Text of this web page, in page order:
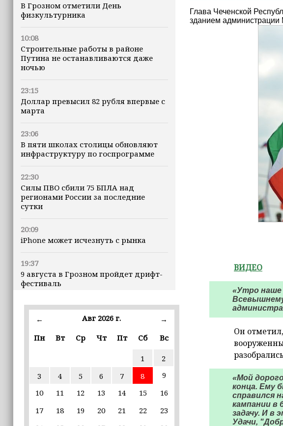
В Грозном отметили День
физкультурника
10:08
Строительные работы в районе
Путина не останавливаются даже
ночью
23:15
Доллар превысил 82 рубля впервые с
марта
23:06
В пяти школах столицы обновляют
инфраструктуру по госпрограмме
22:30
Силы ПВО сбили 75 БПЛА над
регионами России за последние
сутки
20:09
iPhone может исчезнуть с рынка
19:37
9 августа в Грозном пройдет дрифт-
фестиваль
17:30
Эксперт объяснил, почему не стоит
обходчиков в рамках проекта
«ИнформУИК»
Умар Даудов награжден Орденом
← Авг 2026 г.
→
Пн
Вт Ср Чт Пт Сб Вс
1
2
3
4 5 6 7 8
9
10
11 12 13 14 15
16
17
18 19 20 21 22
23
Глава Чеченской
зданием администрации
ВИДЕО
«Утро наше
Он
«Мой
конца. Ему
справился
кампании в
задачу. И в
Удачи,